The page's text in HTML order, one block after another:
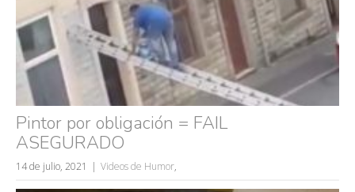
Pintor por obligación = FAIL
ASEGURADO
14 de julio, 2021 Videos de Humor,